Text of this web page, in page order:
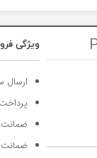
ویژگی
ارسال
ضمانت